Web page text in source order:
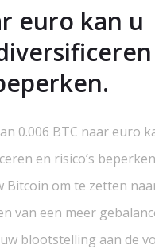
euro kan u
0.006 BTC naar euro
en risico’s
Bitcoin om te zetten
van een meer
blootstelling aan de